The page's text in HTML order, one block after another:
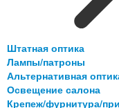
Штатная оптика
Лампы/патроны
Альтернативная
Освещение салона
Крепеж/фурнитура/